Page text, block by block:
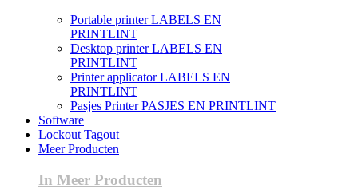
Portable printer LABELS EN
PRINTLINT
Desktop printer LABELS EN
PRINTLINT
Printer applicator LABELS EN
PRINTLINT
Pasjes Printer PASJES EN PRINTLINT
Software
Lockout Tagout
Meer Producten
In Meer Producten